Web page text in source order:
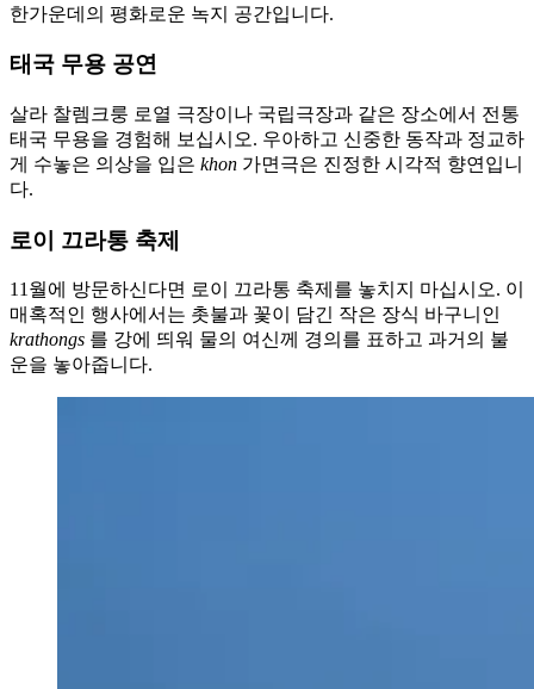
한가운데의 평화로운 녹지 공간입니다.
태국 무용 공연
살라 찰렘크룽 로열 극장이나 국립극장과 같은 장소에서 전통
태국 무용을 경험해 보십시오. 우아하고 신중한 동작과 정교하
게 수놓은 의상을 입은 khon 가면극은 진정한 시각적 향연입니
다.
로이 끄라통 축제
11월에 방문하신다면 로이 끄라통 축제를 놓치지 마십시오. 이
매혹적인 행사에서는 촛불과 꽃이 담긴 작은 장식 바구니인
krathongs 를 강에 띄워 물의 여신께 경의를 표하고 과거의 불
운을 놓아줍니다.